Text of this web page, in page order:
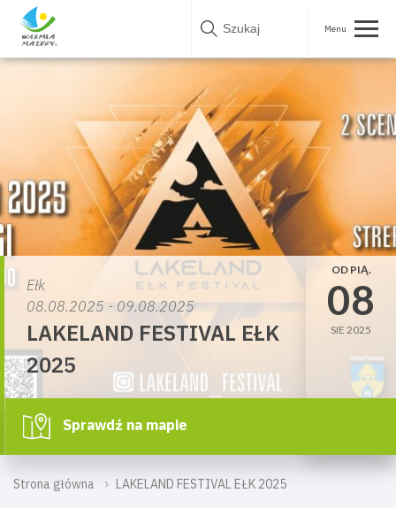
Skip
Strona główna LAKELAND FESTIVAL EŁK 2025
Ełk
08.08.2025 - 09.08.2025
LAKELAND FESTIVAL EŁK
2025
OD PIĄ.
08
SIE 2025
Sprawdź na mapie